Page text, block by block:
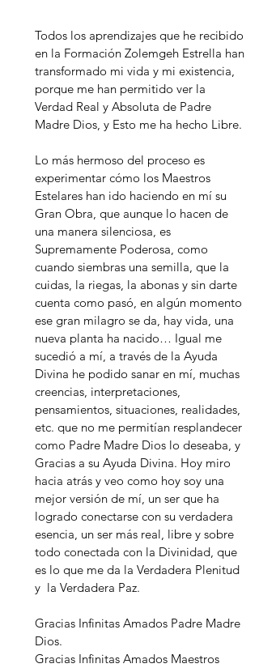
Todos los aprendizajes que he recibido
en la Formación Zolemgeh Estrella han
transformado mi vida y mi existencia,
porque me han permitido ver la
Verdad Real y Absoluta de Padre
Madre Dios, y Esto me ha hecho Libre.
Lo más hermoso del proceso es
experimentar cómo los Maestros
Estelares han ido haciendo en mí su
Gran Obra, que aunque lo hacen de
una manera silenciosa, es
Supremamente Poderosa, como
cuando siembras una semilla, que la
cuidas, la riegas, la abonas y sin darte
cuenta como pasó, en algún momento
ese gran milagro se da, hay vida, una
nueva planta ha nacido… Igual me
sucedió a mí, a través de la Ayuda
Divina he podido sanar en mí, muchas
creencias, interpretaciones,
pensamientos, situaciones, realidades,
etc. que no me permitían resplandecer
como Padre Madre Dios lo deseaba, y
Gracias a su Ayuda Divina. Hoy miro
hacia atrás y veo como hoy soy una
mejor versión de mí, un ser que ha
logrado conectarse con su verdadera
esencia, un ser más real, libre y sobre
todo conectada con la Divinidad, que
es lo que me da la Verdadera Plenitud
y la Verdadera Paz.
Gracias Infinitas Amados Padre Madre
Dios.
Gracias Infinitas Amados Maestros